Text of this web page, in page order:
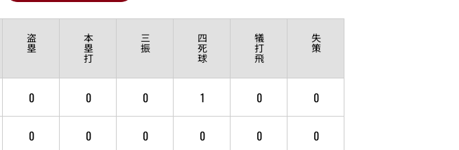
盗
塁
本
塁
打
三
振
四
死
球
犠
打
飛
失
策
0 0 0 1 0 0
0 0 0 0 0 0